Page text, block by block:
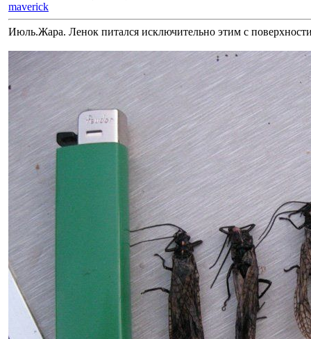
maverick
Июль.Жара. Ленок питался исключительно этим с